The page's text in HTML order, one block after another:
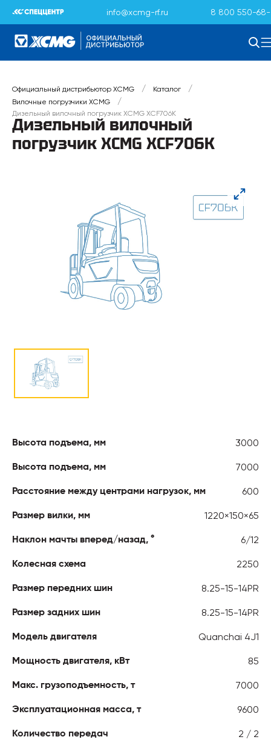
info@xcmg-rf.ru 8 800 550-68-
Официальный дистрибьютор XCMG / Каталог /
Вилочные погрузчики XCMG /
Дизельный вилочный погрузчик XCMG XCF706K
Дизельный вилочный
погрузчик XCMG XCF706K
Высота подъема, мм 3000
Высота подъема, мм 7000
Расстояние между центрами нагрузок, мм 600
Размер вилки, мм 1220×150×65
Наклон мачты вперед/назад, ° 6/12
Колесная схема 2250
Размер передних шин 8.25-15-14PR
Размер задних шин 8.25-15-14PR
Модель двигателя Quanchai 4J1
Мощность двигателя, кВт 85
Макс. грузоподъемность, т 7000
Эксплуатационная масса, т 9600
Количество передач 2 / 2